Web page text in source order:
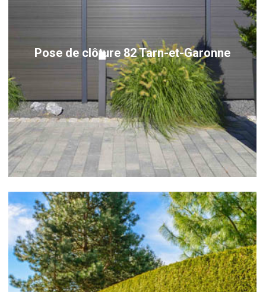
Pose de clôture 82 Tarn-et-Garonne